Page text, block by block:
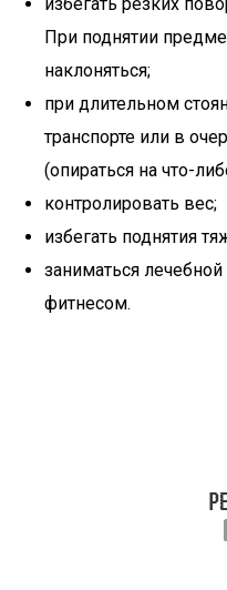
При поднятии
наклоняться;
при длительном
транспорте или в
(опираться на что-
контролировать вес;
избегать поднятия
заниматься
фитнесом.